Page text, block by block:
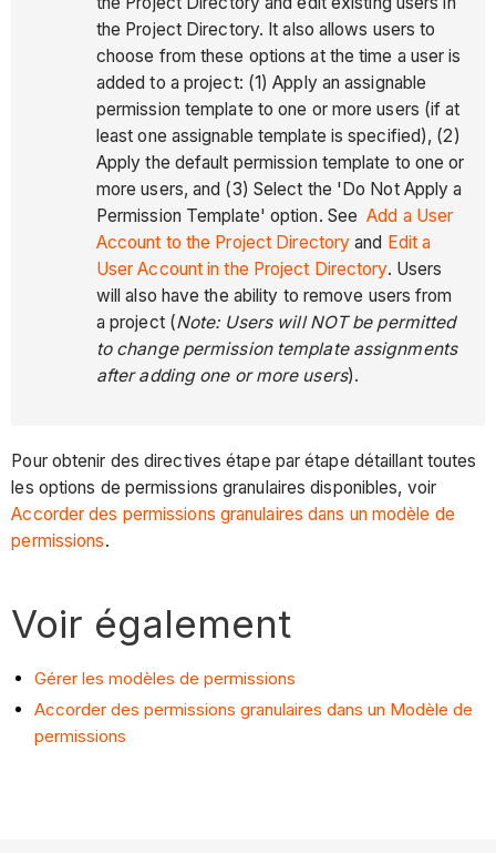
the Project Directory. It also allows users to
choose from these options at the time a user is
added to a project: (1) Apply an assignable
permission template to one or more users (if at
least one assignable template is specified), (2)
Apply the default permission template to one or
more users, and (3) Select the 'Do Not Apply a
Permission Template' option. SeeAdd a User
Account to the Project Directory and Edit a
User Account in the Project Directory. Users
will also have the ability to remove users from
a project (Note: Users will NOT be permitted
to change permission template assignments
after adding one or more users).
Pour obtenir des directives étape par étape détaillant toutes
les options de permissions granulaires disponibles, voir
Accorder des permissions granulaires dans un modèle de
permissions.
Voir également
Gérer les modèles de permissions
Accorder des permissions granulaires dans un Modèle de
permissions